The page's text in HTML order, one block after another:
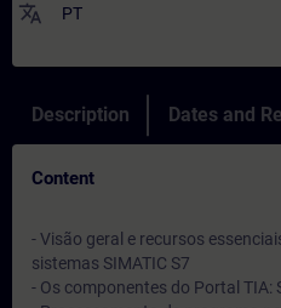
translate PT
Description Dates and
Content
- Visão geral e recursos
sistemas SIMATIC S7
- Os componentes do Portal TIA: